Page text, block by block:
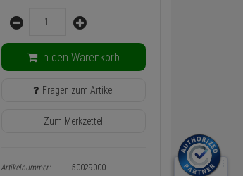
Menge
In den Warenkorb
Fragen zum Artikel
Zum Merkzettel
Artikelnummer: 50029000